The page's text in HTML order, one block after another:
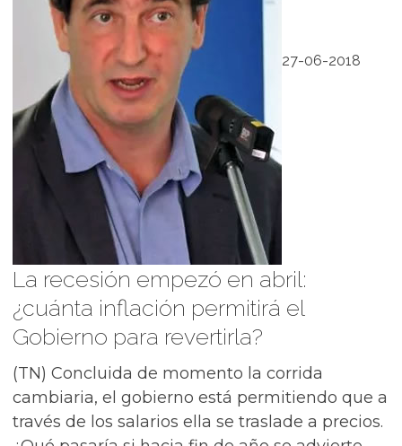
27-06-2018
La recesión empezó en abril:
¿cuánta inflación permitirá el
Gobierno para revertirla?
(TN) Concluida de momento la corrida
cambiaria, el gobierno está permitiendo que a
través de los salarios ella se traslade a precios.